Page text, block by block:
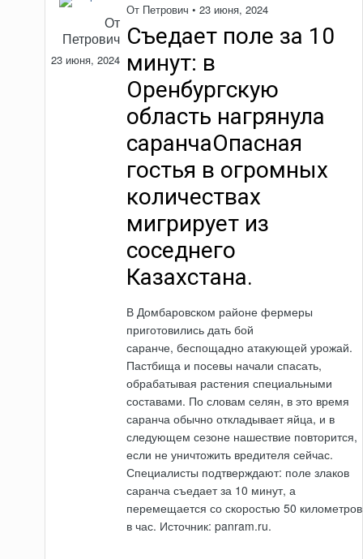
От
Петрович
23 июня, 2024
От Петрович •23 июня, 2024
Съедает поле за 10
минут: в
Оренбургскую
область нагрянула
саранчаОпасная
гостья в огромных
количествах
мигрирует из
соседнего
Казахстана.
В Домбаровском районе фермеры
приготовились дать бой
саранче, беспощадно атакующей урожай.
Пастбища и посевы начали спасать,
обрабатывая растения специальными
составами. По словам селян, в это время
саранча обычно откладывает яйца, и в
следующем сезоне нашествие повторится,
если не уничтожить вредителя сейчас.
Специалисты подтверждают: поле злаков
саранча съедает за 10 минут, а
перемещается со скоростью 50 километров
в час. Источник: panram.ru.